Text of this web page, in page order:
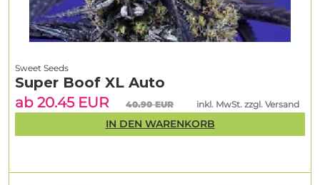
Sweet Seeds
Super Boof XL Auto
ab 20.45 EUR
40.90 EUR inkl. MwSt. zzgl. Versand
IN DEN WARENKORB